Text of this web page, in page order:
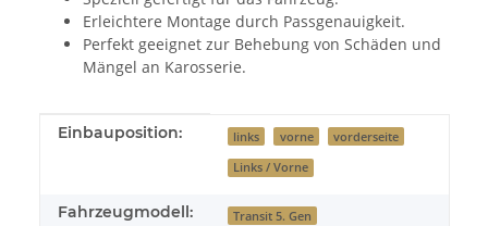
Erleichtere Montage durch Passgenauigkeit.
Perfekt geeignet zur Behebung von Schäden und
Mängel an Karosserie.
Produkteigenschaft
Wert
Einbauposition: links vorne vorderseite
Links / Vorne
Fahrzeugmodell: Transit 5. Gen